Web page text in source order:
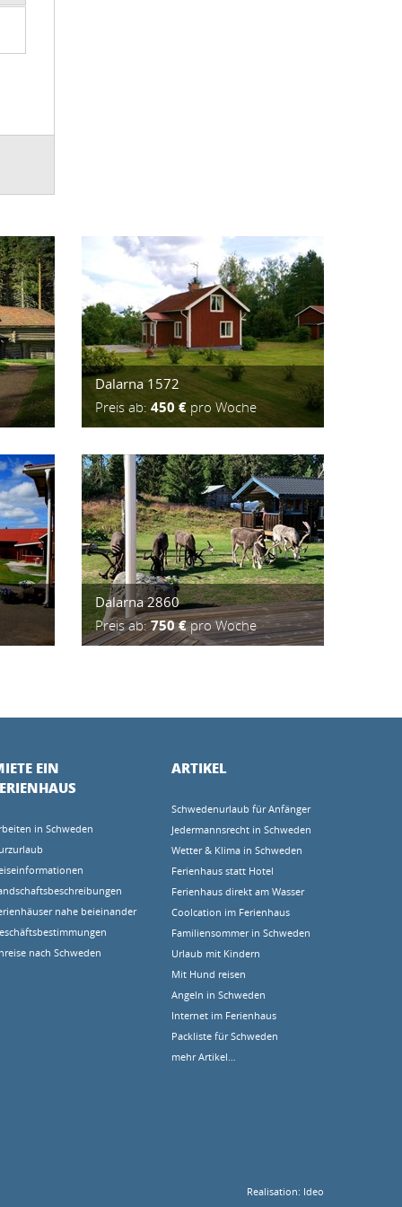
Dalarna 1572
Preis ab: 450 € pro Woche
Dalarna 2860
Preis ab:750 €pro Woche
EIN
in Schweden
nahe beieinander
nach Schweden
ARTIKEL
Schwedenurlaub für Anfänger
Jedermannsrecht in Schweden
Wetter & Klima in Schweden
Ferienhaus statt Hotel
Ferienhaus direkt am Wasser
Coolcation im Ferienhaus
Familiensommer in Schweden
Urlaub mit Kindern
Mit Hund reisen
Angeln in Schweden
Internet im Ferienhaus
Packliste für Schweden
mehr Artikel…
Realisation: Ideo